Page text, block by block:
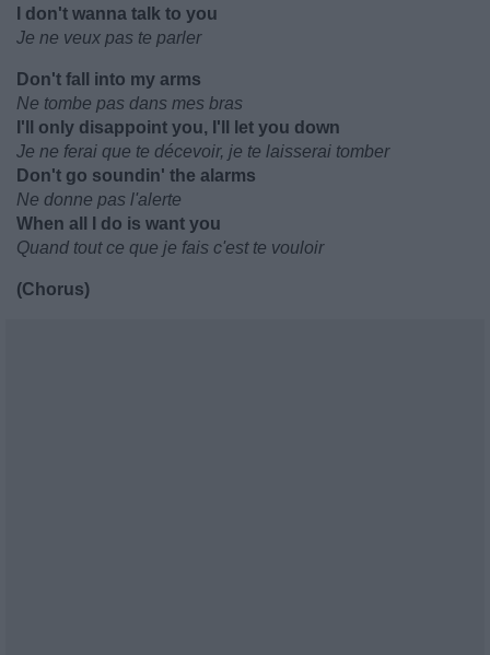
I don't wanna talk to you
Je ne veux pas te parler
Don't fall into my arms
Ne tombe pas dans mes bras
I'll only disappoint you, I'll let you down
Je ne ferai que te décevoir, je te laisserai tomber
Don't go soundin' the alarms
Ne donne pas l'alerte
When all I do is want you
Quand tout ce que je fais c'est te vouloir
(Chorus)